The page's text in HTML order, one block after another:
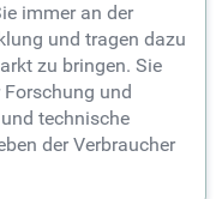
immer an der
und tragen dazu
zu bringen. Sie
und
technische
der Verbraucher